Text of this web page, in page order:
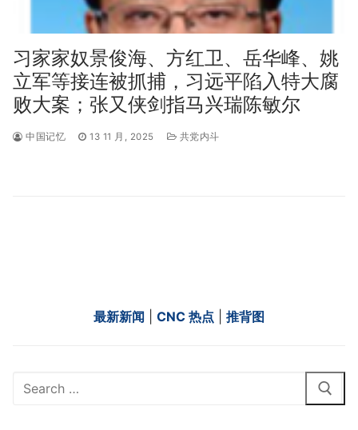
习家家奴景俊海、方红卫、岳华峰、姚
立军等接连被抓捕，习远平陷入特大腐
败大案；张又侠剑指马兴瑞陈敏尔
中国记忆 13 11 月, 2025 共党内斗
最新新闻 CNC 热点 推背图
Search